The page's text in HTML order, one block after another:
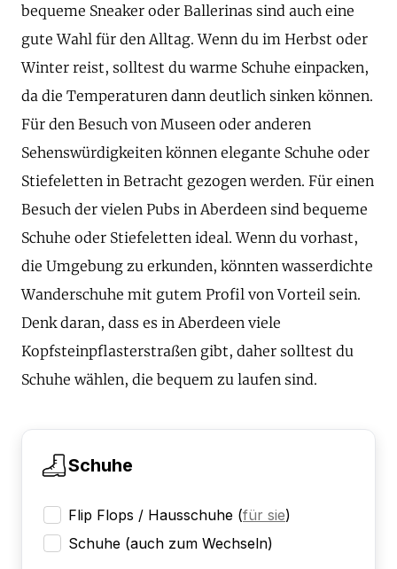
bequeme Sneaker oder Ballerinas sind auch eine
gute Wahl für den Alltag. Wenn du im Herbst oder
Winter reist, solltest du warme Schuhe einpacken,
da die Temperaturen dann deutlich sinken können.
Für den Besuch von Museen oder anderen
Sehenswürdigkeiten können elegante Schuhe oder
Stiefeletten in Betracht gezogen werden. Für einen
Besuch der vielen Pubs in Aberdeen sind bequeme
Schuhe oder Stiefeletten ideal. Wenn du vorhast,
die Umgebung zu erkunden, könnten wasserdichte
Wanderschuhe mit gutem Profil von Vorteil sein.
Denk daran, dass es in Aberdeen viele
Kopfsteinpflasterstraßen gibt, daher solltest du
Schuhe wählen, die bequem zu laufen sind.
Schuhe
Flip Flops / Hausschuhe (für sie)
Schuhe (auch zum Wechseln)